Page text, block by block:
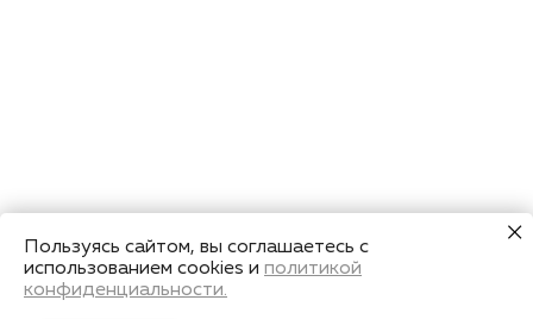
Пользуясь сайтом, вы соглашаетесь с
использованием cookies и политикой
конфиденциальности.